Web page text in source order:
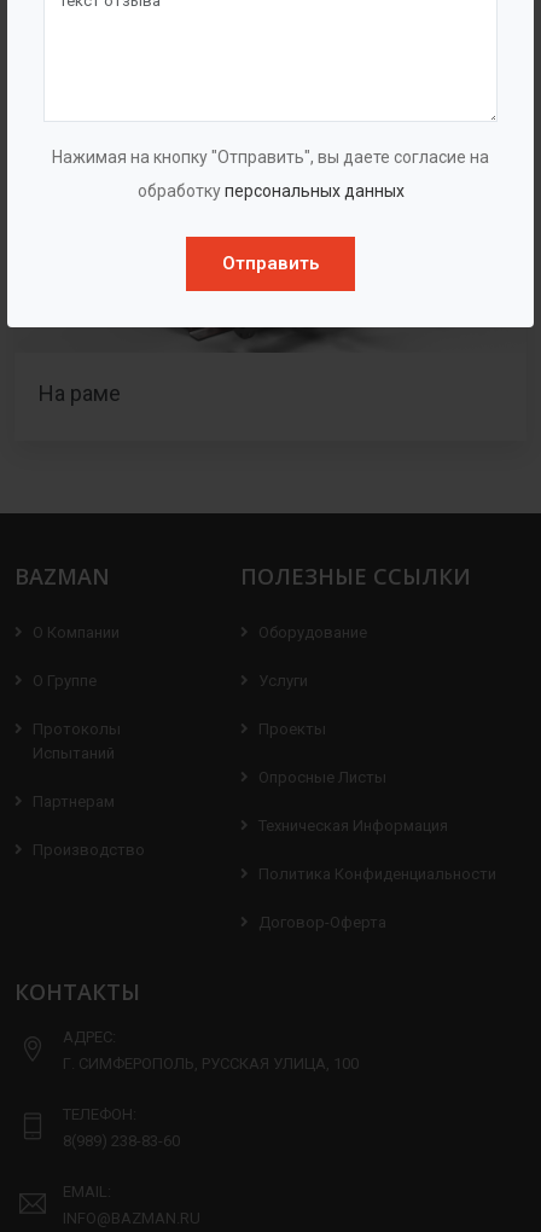
Нажимая на кнопку "Отправить", вы даете согласие на
обработкуперсональных данных
Отправить
На раме
BAZMAN
О Компании
О Группе
Протоколы
Испытаний
Партнерам
Производство
ПОЛЕЗНЫЕ ССЫЛКИ
Оборудование
Услуги
Проекты
Опросные Листы
Техническая Информация
Политика Конфиденциальности
Договор-Оферта
КОНТАКТЫ
АДРЕС:
Г. СИМФЕРОПОЛЬ, РУССКАЯ УЛИЦА, 100
ТЕЛЕФОН:
8(989) 238-83-60
EMAIL:
INFO@BAZMAN.RU